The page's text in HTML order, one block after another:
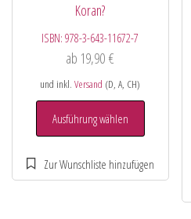
Koran?
ISBN:978-3-643-11672-7
ab 19,90€
und inkl.Versand (D, A, CH)
Ausführung wählen